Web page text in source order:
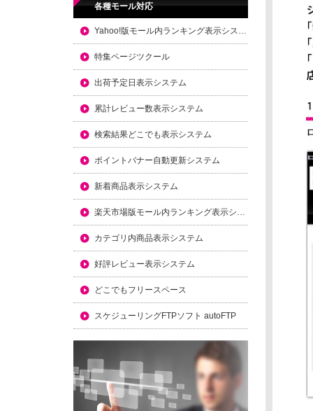
各種モール対応
Yahoo!版モール内ランキング表示システム
特集ページツクール
出荷予定日表示システム
累計レビュー数表示システム
検索結果どこでも表示システム
ポイントバナー自動更新システム
新着商品表示システム
楽天市場版モール内ランキング表示システム
カテゴリ内商品表示システム
好評レビュー表示システム
どこでもフリースペース
スケジューリングFTPソフト autoFTP